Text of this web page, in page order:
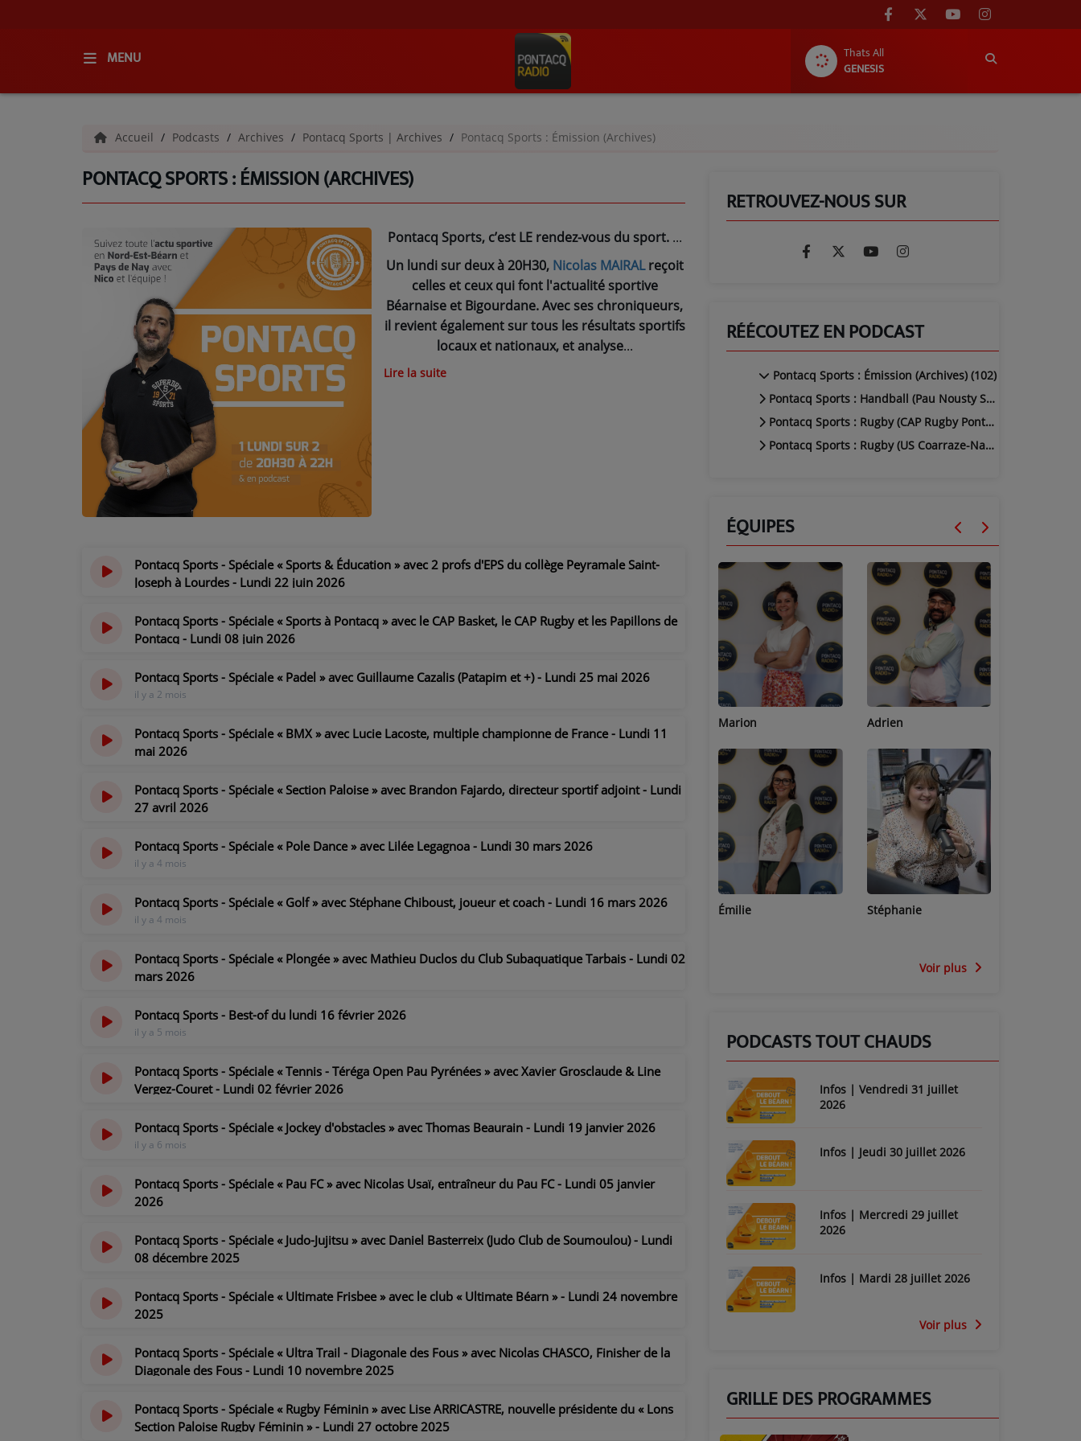
MENU
Thats All
GENESIS
QUI SOMMES-NOUS ?
GRILLE DES PROGRAMMES
C'ÉTAIT QUOI CE TITRE ?
PODCASTS - SAISON 2026/2027
NOS PROGRAMMES COURTS
ARCHIVES - SAISONS PASSÉES
VOS ÉMISSIONS EN IMAGES
VOTRE PUBLICITÉ SUR PONTACQ RADIO
EN QUOI ÇA CONSISTE ?
VENEZ DANS LE PUBLIC !
CRÉATIONS AUDIOVISUELLES
Accueil Podcasts Archives Pontacq Sports | Archives Pontacq Sports : Émission (Archives)
PONTACQ SPORTS : ÉMISSION (ARCHIVES)
Pontacq Sports, c’est LE rendez-vous du sport.
Un lundi sur deux à 20H30, Nicolas MAIRALreçoit
celles et ceux qui font l'actualité sportive
Béarnaise et Bigourdane. Avec ses chroniqueurs,
il revient également sur tous les résultats sportifs
locaux et nationaux, et analyse
Lire la suite
Pontacq Sports - Spéciale « Sports & Éducation » avec 2 profs d'EPS du collège Peyramale Saint-
Joseph à Lourdes - Lundi 22 juin 2026
Pontacq Sports - Spéciale « Sports à Pontacq » avec le CAP Basket, le CAP Rugby et les Papillons de
Pontacq - Lundi 08 juin 2026
Pontacq Sports - Spéciale « Padel » avec Guillaume Cazalis (Patapim et +) - Lundi 25 mai 2026
il y a 2 mois
Pontacq Sports - Spéciale « BMX » avec Lucie Lacoste, multiple championne de France - Lundi 11
mai 2026
Pontacq Sports - Spéciale « Section Paloise » avec Brandon Fajardo, directeur sportif adjoint - Lundi
27 avril 2026
Pontacq Sports - Spéciale « Pole Dance » avec Lilée Legagnoa - Lundi 30 mars 2026
il y a 4 mois
Pontacq Sports - Spéciale « Golf » avec Stéphane Chiboust, joueur et coach - Lundi 16 mars 2026
il y a 4 mois
Pontacq Sports - Spéciale « Plongée » avec Mathieu Duclos du Club Subaquatique Tarbais - Lundi 02
mars 2026
Pontacq Sports - Best-of du lundi 16 février 2026
il y a 5 mois
Pontacq Sports - Spéciale « Tennis - Téréga Open Pau Pyrénées » avec Xavier Grosclaude & Line
Vergez-Couret - Lundi 02 février 2026
Pontacq Sports - Spéciale « Jockey d'obstacles » avec Thomas Beaurain - Lundi 19 janvier 2026
il y a 6 mois
Pontacq Sports - Spéciale « Pau FC » avec Nicolas Usaï, entraîneur du Pau FC - Lundi 05 janvier
2026
Pontacq Sports - Spéciale « Judo-Jujitsu » avec Daniel Basterreix (Judo Club de Soumoulou) - Lundi
08 décembre 2025
Pontacq Sports - Spéciale « Ultimate Frisbee » avec le club « Ultimate Béarn » - Lundi 24 novembre
2025
Pontacq Sports - Spéciale « Ultra Trail - Diagonale des Fous » avec Nicolas CHASCO, Finisher de la
Diagonale des Fous - Lundi 10 novembre 2025
Pontacq Sports - Spéciale « Rugby Féminin » avec Lise ARRICASTRE, nouvelle présidente du « Lons
Section Paloise Rugby Féminin » - Lundi 27 octobre 2025
RETROUVEZ-NOUS SUR
RÉÉCOUTEZ EN PODCAST
Pontacq Sports : Émission (Archives) (102)
Pontacq Sports : Handball (Pau Nousty Sports) (49)
Pontacq Sports : Rugby (CAP Rugby Pontacq) (4)
Pontacq Sports : Rugby (US Coarraze-Nay) (21)
ÉQUIPES
Émilie
Adrien
Stéphanie
Lucas
Jean-Michel
Voir plus
PODCASTS TOUT CHAUDS
Infos | Vendredi 31 juillet
2026
Infos | Jeudi 30 juillet 2026
Infos | Mercredi 29 juillet
2026
Infos | Mardi 28 juillet 2026
Voir plus
GRILLE DES PROGRAMMES